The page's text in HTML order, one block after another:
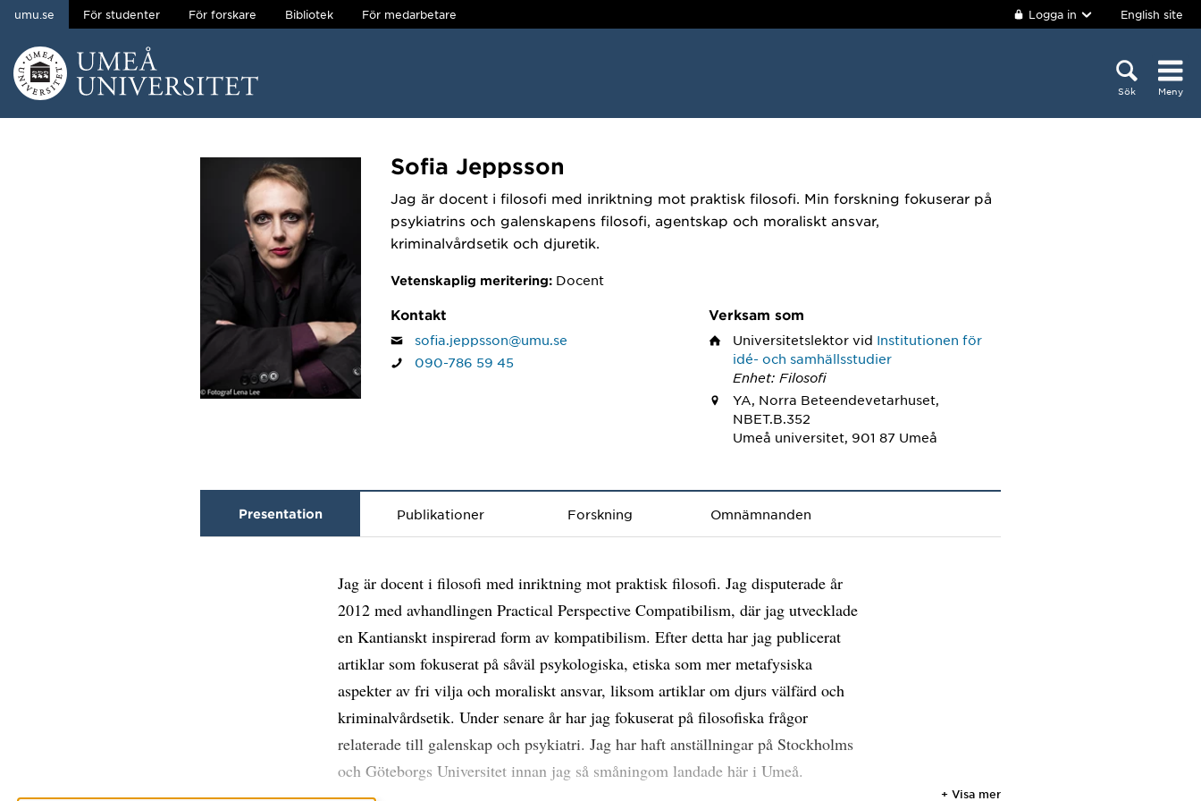
Hoppa direkt till innehållet
umu.se För studenter För forskare Bibliotek För medarbetare Logga in English site
Sök Meny
Sofia Jeppsson
Jag är docent i filosofi med inriktning mot praktisk filosofi. Min forskning fokuserar på
psykiatrins och galenskapens filosofi, agentskap och moraliskt ansvar,
kriminalvårdsetik och djuretik.
Vetenskaplig meritering: Docent
Kontakt
sofia.jeppsson@umu.se
090-786 59 45
Verksam som
Universitetslektor vid Institutionen för
idé- och samhällsstudier
Enhet: Filosofi
YA, Norra Beteendevetarhuset,
NBET.B.352
Umeå universitet, 901 87 Umeå
Presentation Publikationer Forskning Omnämnanden
Jag är docent i filosofi med inriktning mot praktisk filosofi. Jag disputerade år
2012 med avhandlingen Practical Perspective Compatibilism, där jag utvecklade
en Kantianskt inspirerad form av kompatibilism. Efter detta har jag publicerat
artiklar som fokuserat på såväl psykologiska, etiska som mer metafysiska
aspekter av fri vilja och moraliskt ansvar, liksom artiklar om djurs välfärd och
kriminalvårdsetik. Under senare år har jag fokuserat på filosofiska frågor
relaterade till galenskap och psykiatri. Jag har haft anställningar på Stockholms
och Göteborgs Universitet innan jag så småningom landade här i Umeå.
+ Visa mer